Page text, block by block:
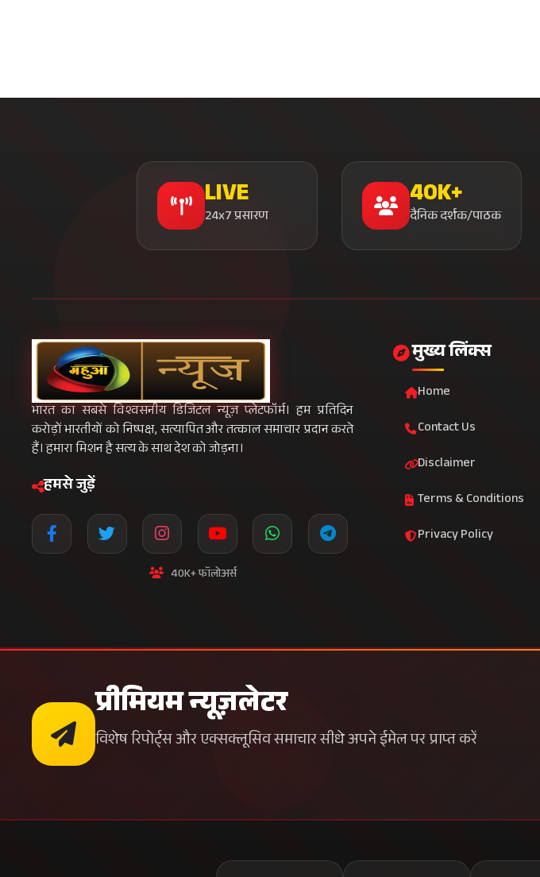
LIVE
24x7 प्रसारण
40K+
दैनिक दर्शक/पाठक
भारत का सबसे विश्वसनीय डिजिटल न्यूज़ प्लेटफॉर्म। हम प्रतिदिन
करोड़ों भारतीयों को निष्पक्ष, सत्यापित और तत्काल समाचार प्रदान करते
हैं। हमारा मिशन है सत्य के साथ देश को जोड़ना।
हमसे जुड़ें
40K+ फॉलोअर्स
मुख्य लिंक्स
Home
Contact Us
Disclaimer
Terms & Conditions
Privacy Policy
प्रीमियम न्यूज़लेटर
विशेष रिपोर्ट्स और एक्सक्लूसिव समाचार सीधे अपने ईमेल पर प्राप्त करें